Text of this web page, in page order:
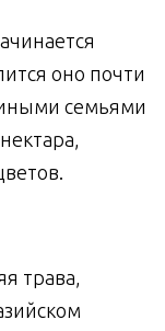
оно почти
семьями
трава,